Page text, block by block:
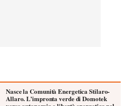
Nasce la Comunità Energetica Stilaro-
Allaro. L’impronta verde di Domotek